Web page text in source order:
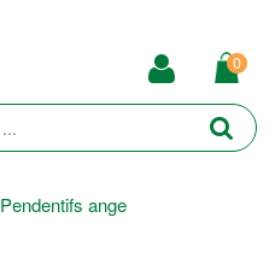
0
Pendentifs ange